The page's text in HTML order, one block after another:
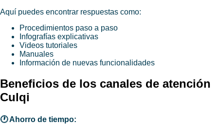
Aquí puedes encontrar respuestas como:
Procedimientos paso a paso
Infografías explicativas
Videos tutoriales
Manuales
Información de nuevas funcionalidades
​Beneficios de los canales de atención
Culqi
🕐 Ahorro de tiempo: